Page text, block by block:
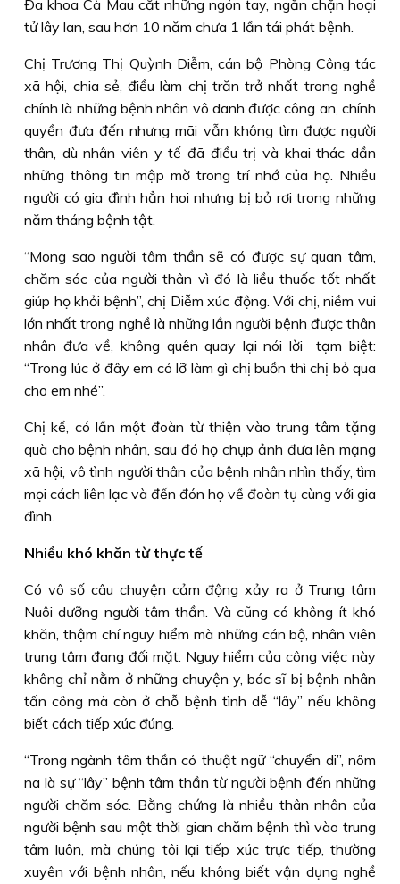
Ða khoa Cà Mau cắt những ngón tay, ngăn chặn hoại
tử lây lan, sau hơn 10 năm chưa 1 lần tái phát bệnh.
Chị Trương Thị Quỳnh Diễm, cán bộ Phòng Công tác
xã hội, chia sẻ, điều làm chị trăn trở nhất trong nghề
chính là những bệnh nhân vô danh được công an, chính
quyền đưa đến nhưng mãi vẫn không tìm được người
thân, dù nhân viên y tế đã điều trị và khai thác dần
những thông tin mập mờ trong trí nhớ của họ. Nhiều
người có gia đình hẳn hoi nhưng bị bỏ rơi trong những
năm tháng bệnh tật.
“Mong sao người tâm thần sẽ có được sự quan tâm,
chăm sóc của người thân vì đó là liều thuốc tốt nhất
giúp họ khỏi bệnh”, chị Diễm xúc động. Với chị, niềm vui
lớn nhất trong nghề là những lần người bệnh được thân
nhân đưa về, không quên quay lại nói lời tạm biệt:
“Trong lúc ở đây em có lỡ làm gì chị buồn thì chị bỏ qua
cho em nhé”.
Chị kể, có lần một đoàn từ thiện vào trung tâm tặng
quà cho bệnh nhân, sau đó họ chụp ảnh đưa lên mạng
xã hội, vô tình người thân của bệnh nhân nhìn thấy, tìm
mọi cách liên lạc và đến đón họ về đoàn tụ cùng với gia
đình.
Nhiều khó khăn từ thực tế
Có vô số câu chuyện cảm động xảy ra ở Trung tâm
Nuôi dưỡng người tâm thần. Và cũng có không ít khó
khăn, thậm chí nguy hiểm mà những cán bộ, nhân viên
trung tâm đang đối mặt. Nguy hiểm của công việc này
không chỉ nằm ở những chuyện y, bác sĩ bị bệnh nhân
tấn công mà còn ở chỗ bệnh tình dễ “lây” nếu không
biết cách tiếp xúc đúng.
“Trong ngành tâm thần có thuật ngữ “chuyển di”, nôm
na là sự “lây” bệnh tâm thần từ người bệnh đến những
người chăm sóc. Bằng chứng là nhiều thân nhân của
người bệnh sau một thời gian chăm bệnh thì vào trung
tâm luôn, mà chúng tôi lại tiếp xúc trực tiếp, thường
xuyên với bệnh nhân, nếu không biết vận dụng nghề